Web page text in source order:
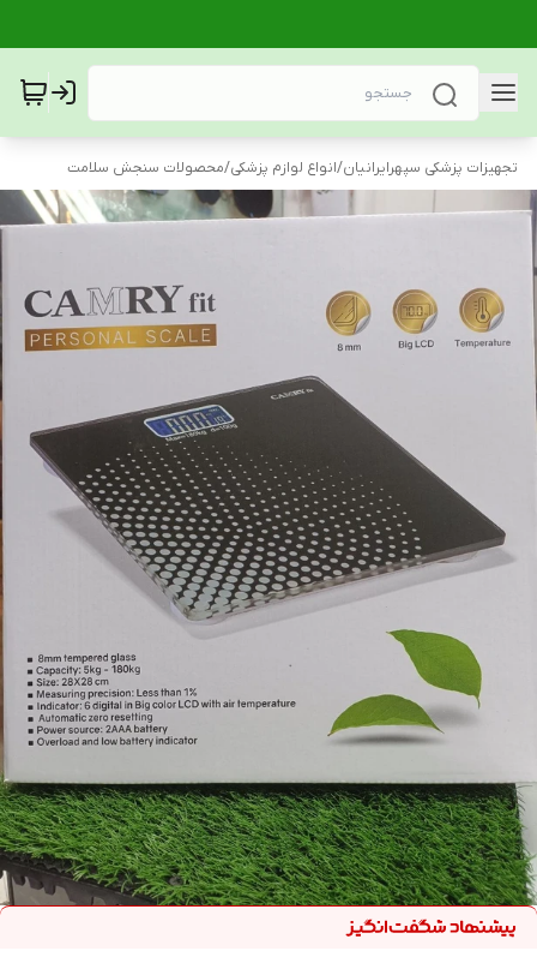
تجهیزات پزشکی سپهرایرانیان/انواع لوازم پزشکی/محصولات سنجش سلامت